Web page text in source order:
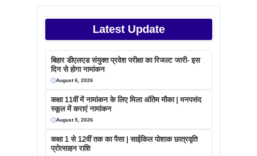
Latest Update
बिहार डीएलएड संयुक्त प्रवेश परीक्षा का रिजल्ट जारी- इस
दिन से होगा नामांकन
August 6, 2026
कक्षा 11वीं में नामांकन के लिए मिला अंतिम मौका | मनपसंद
स्कूल में कराएं नामांकन
August 5, 2026
कक्षा 1 से 12वीं तक का पैसा | साईकिल पोशाक छात्रवृति
प्रोत्साहन राशि